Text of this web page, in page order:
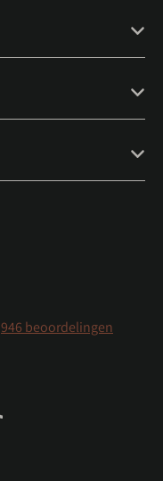
946 beoordelingen